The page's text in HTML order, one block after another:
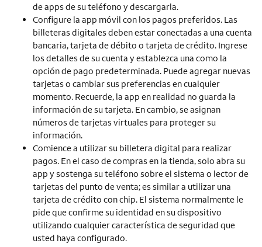
de apps de su teléfono y descargarla.
Configure la app móvil con los pagos preferidos. Las
billeteras digitales deben estar conectadas a una cuenta
bancaria, tarjeta de débito o tarjeta de crédito. Ingrese
los detalles de su cuenta y establezca una como la
opción de pago predeterminada. Puede agregar nuevas
tarjetas o cambiar sus preferencias en cualquier
momento. Recuerde, la app en realidad no guarda la
información de su tarjeta. En cambio, se asignan
números de tarjetas virtuales para proteger su
información.
Comience a utilizar su billetera digital para realizar
pagos. En el caso de compras en la tienda, solo abra su
app y sostenga su teléfono sobre el sistema o lector de
tarjetas del punto de venta; es similar a utilizar una
tarjeta de crédito con chip. El sistema normalmente le
pide que confirme su identidad en su dispositivo
utilizando cualquier característica de seguridad que
usted haya configurado.